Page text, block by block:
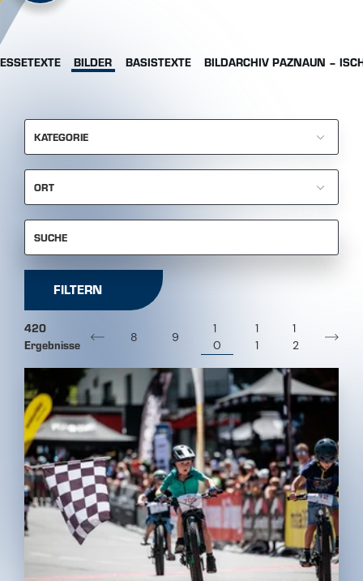
BILDER BASISTEXTE BILDARCHIV PAZNAUN –
KATEGORIE
ORT
SUCHE
FILTERN
420
Ergebnisse
8 9
1
0
1
1
1
2